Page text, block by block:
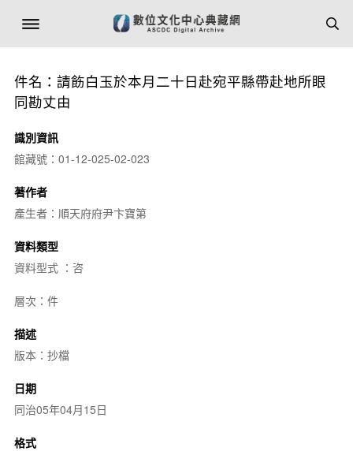
件名：請飭白玉於本月二十日赴宛平縣帶赴地所眼
同勘丈由
識別資訊
館藏號：01-12-025-02-023
著作者
產生者：順天府府尹卞寶第
資料類型
資料型式 ：咨
層次：件
描述
版本：抄檔
日期
同治05年04月15日
格式